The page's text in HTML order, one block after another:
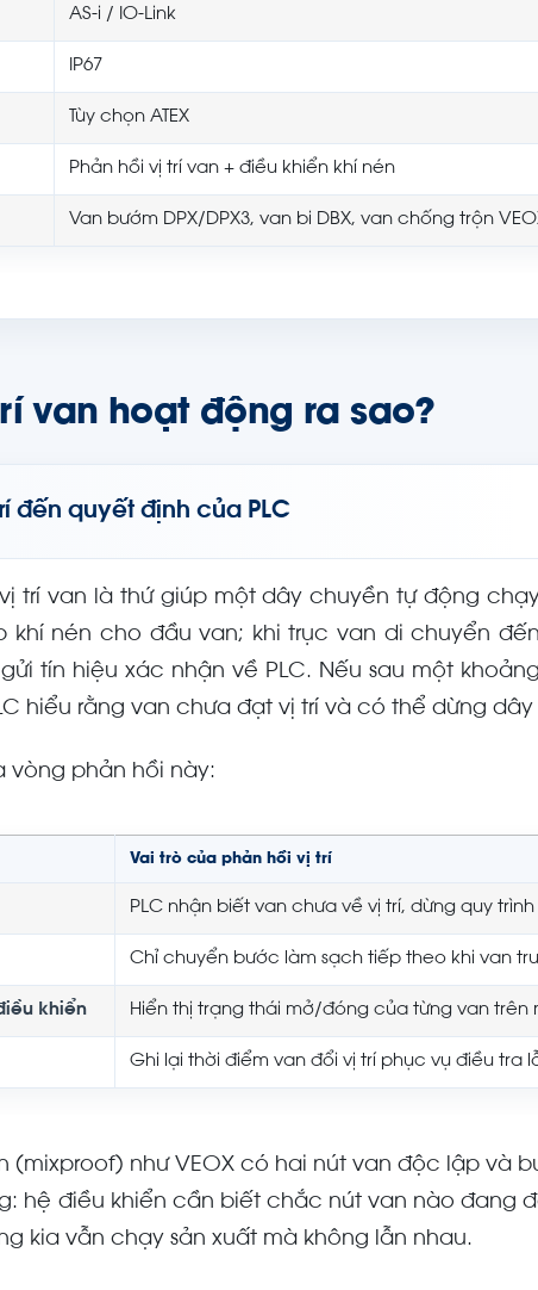
AS-i / IO-Link
IP67
Tùy chọn ATEX
Phản hồi vị trí van + điều khiển khí nén
Van bướm DPX/DPX3, van bi DBX, van chống trộn
van hoạt động ra sao?
đến quyết định của PLC
trí van là thứ giúp một dây chuyền tự động
khí nén cho đầu van; khi trục van di chuyển
tín hiệu xác nhận về PLC. Nếu sau một
hiểu rằng van chưa đạt vị trí và có thể dừng
vòng phản hồi này:
Vai trò của phản hồi vị trí
PLC nhận biết van chưa về vị trí, dừng quy
Chỉ chuyển bước làm sạch tiếp theo khi van
khiển Hiển thị trạng thái mở/đóng của từng van trên
Ghi lại thời điểm van đổi vị trí phục vụ điều tra
(mixproof) như VEOX có hai nút van độc lập và
hệ điều khiển cần biết chắc nút van nào đang
kia vẫn chạy sản xuất mà không lẫn nhau.